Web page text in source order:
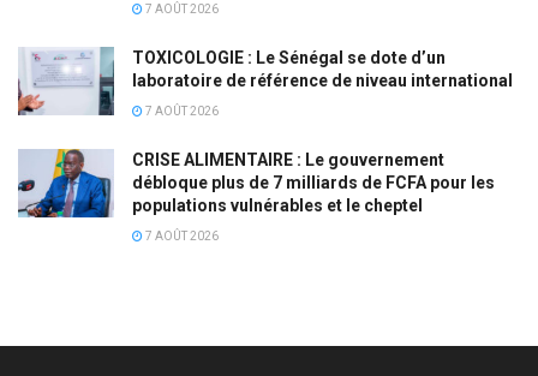
7 AOÛT 2026
TOXICOLOGIE : Le Sénégal se dote d’un
laboratoire de référence de niveau international
7 AOÛT 2026
CRISE ALIMENTAIRE : Le gouvernement
débloque plus de 7 milliards de FCFA pour les
populations vulnérables et le cheptel
7 AOÛT 2026